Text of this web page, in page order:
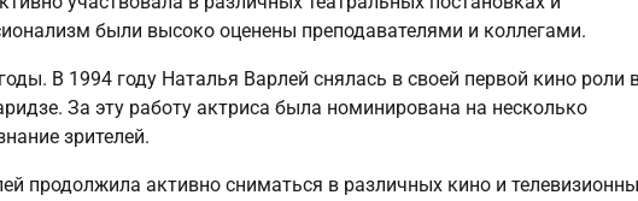
были высоко оценены преподавателями и коллегами.
В 1994 году Наталья Варлей снялась в своей первой кино роли
За эту работу актриса была номинирована на несколько
зрителей.
продолжила активно сниматься в различных кино и